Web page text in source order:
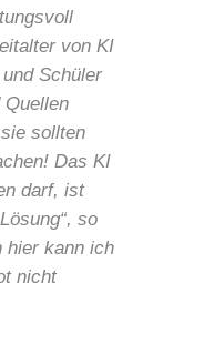
von KI
Schüler
Quellen
sollten
Das KI
darf, ist
so
hier kann ich
nicht